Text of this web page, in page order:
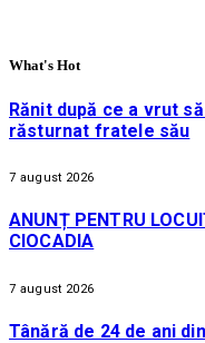
What's Hot
Rănit după ce a vrut
răsturnat fratele său
7 august 2026
ANUNȚ PENTRU
CIOCADIA
7 august 2026
Tânără de 24 de ani